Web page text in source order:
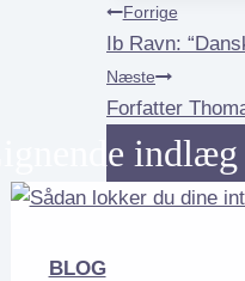
Forrige
Ib Ravn:
Næste
Forfatter
Lignende indlæg
BLOG